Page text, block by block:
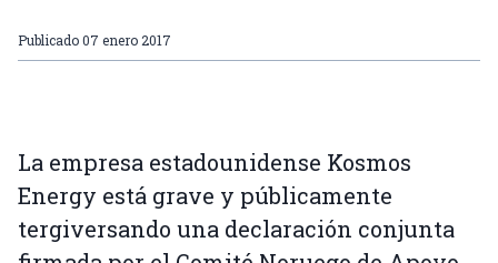
Publicado07 enero 2017
La empresa estadounidense Kosmos
Energy está grave y públicamente
tergiversando una declaración conjunta